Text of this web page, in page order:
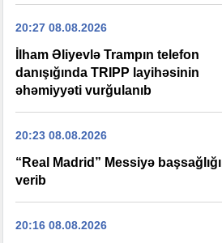
20:27 08.08.2026
İlham Əliyevlə Trampın telefon
danışığında TRIPP layihəsinin
əhəmiyyəti vurğulanıb
20:23 08.08.2026
“Real Madrid” Messiyə başsağlığı
verib
20:16 08.08.2026